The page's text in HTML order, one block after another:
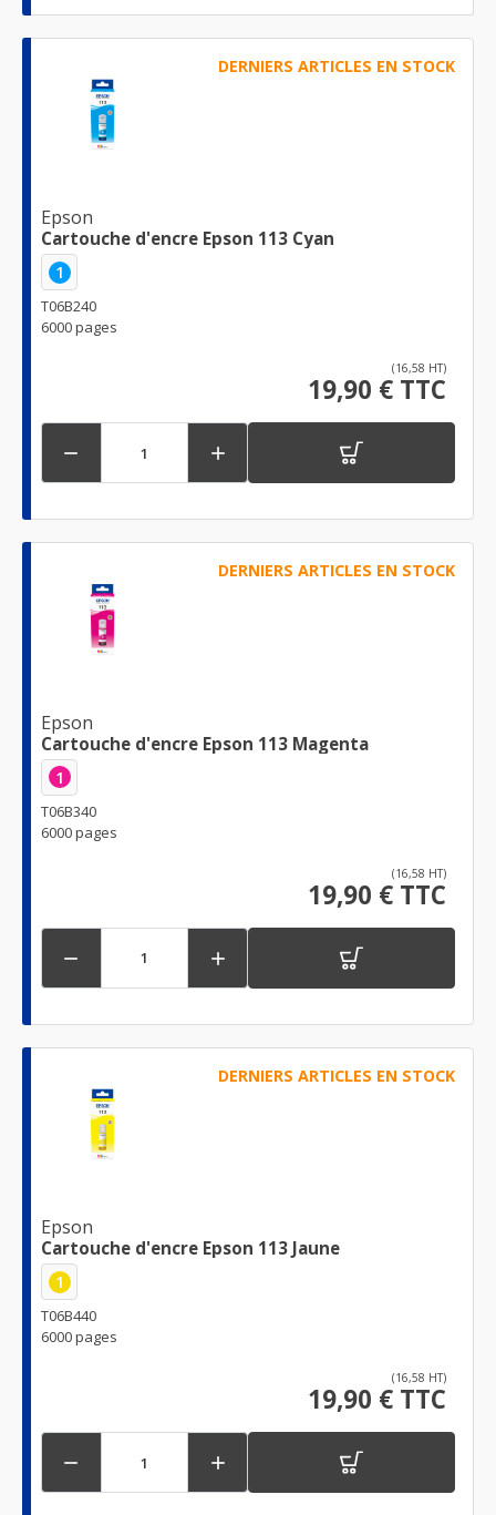
DERNIERS ARTICLES EN STOCK
Epson
Cartouche d'encre Epson 113 Cyan
1
T06B240
6000 pages
(16,58 HT)
19,90 € TTC
 
DERNIERS ARTICLES EN STOCK
Epson
Cartouche d'encre Epson 113 Magenta
1
T06B340
6000 pages
(16,58 HT)
19,90 € TTC
 
DERNIERS ARTICLES EN STOCK
Epson
Cartouche d'encre Epson 113 Jaune
1
T06B440
6000 pages
(16,58 HT)
19,90 € TTC
 